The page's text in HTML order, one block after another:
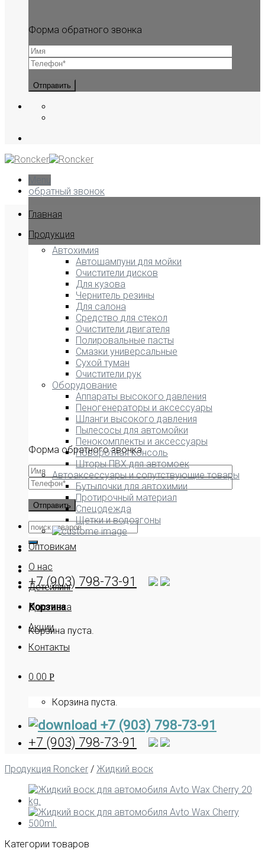
Форма обратного звонка
обратный звонок
Форма обратного звонка
+7 (903) 798-73-91
Корзина
Корзина пуста.
Главная
Продукция
Автохимия
Автошампуни для мойки
Очистители дисков
Для кузова
Чернитель резины
Для салона
Средство для стекол
Очистители двигателя
Полировальные пасты
Смазки универсальные
Сухой туман
Очистители рук
Оборудование
Аппараты высокого давления
Пеногенераторы и аксессуары
Шланги высокого давления
Пылесосы для автомойки
Пенокомплекты и аксессуары
Поворотная консоль
Шторы ПВХ для автомоек
Автоаксессуары и сопутствующие товары
Бутылочки для автохимии
Протирочный материал
Спецодежда
Щетки и водозгоны
Оптовикам
О нас
Детейлинг
Доставка
Акции
Контакты
0.00 Р
Корзина пуста.
+7 (903) 798-73-91
+7 (903) 798-73-91
Продукция Roncker / Жидкий воск
Категории товаров